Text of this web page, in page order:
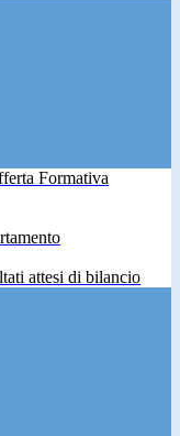
Formativa
attesi di bilancio